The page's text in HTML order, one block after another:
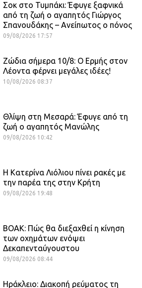
Σοκ στο Τυμπάκι: Έφυγε ξαφνικά
από τη ζωή ο αγαπητός Γιώργος
Σπανουδάκης – Ανείπωτος ο πόνος
09/08/2026 17:57
Ζώδια σήμερα 10/8: Ο Ερμής στον
Λέοντα φέρνει μεγάλες ιδέες!
10/08/2026 08:37
Θλίψη στη Μεσαρά: Έφυγε από τη
ζωή ο αγαπητός Μανώλης
09/08/2026 10:42
Η Κατερίνα Λιόλιου πίνει ρακές με
την παρέα της στην Κρήτη
09/08/2026 19:48
ΒΟΑΚ: Πώς θα διεξαχθεί η κίνηση
των οχημάτων ενόψει
Δεκαπενταύγουστου
09/08/2026 08:44
Ηράκλειο: Διακοπή ρεύματος τη